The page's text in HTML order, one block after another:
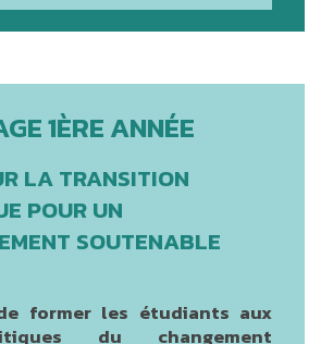
1ÈRE ANNÉE
LA TRANSITION
POUR UN
SOUTENABLE
former les étudiants aux
du changement